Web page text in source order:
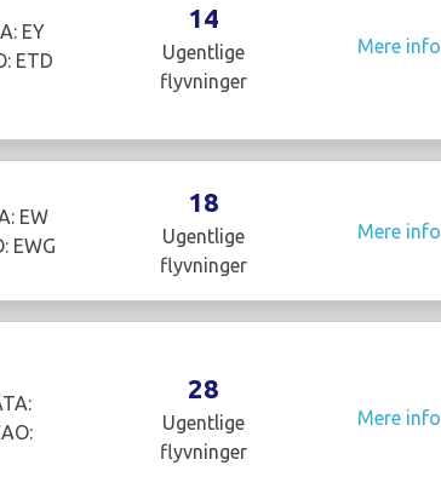
EY
ETD
14
Ugentlige
flyvninger
Mere info
EW
EWG
18
Ugentlige
flyvninger
Mere info
28
Ugentlige
flyvninger
Mere info